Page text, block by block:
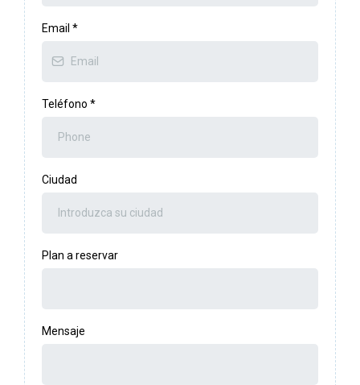
Email *
Teléfono *
Ciudad
Plan a reservar
Mensaje